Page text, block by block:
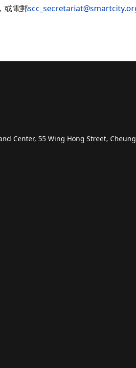
或電郵
Center, 55 Wing Hong Street,